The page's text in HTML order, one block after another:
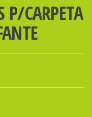
P/CARPETA